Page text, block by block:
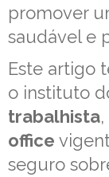
promover
saudável e
Este artigo
o instituto
trabalhista
office
seguro